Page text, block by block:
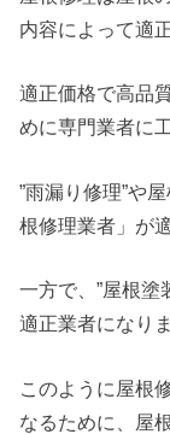
内容によって適
適正価格で高品
めに専門業者に
”雨漏り修理”や
根修理業者」が
一方で、”屋根塗
適正業者になりま
このように屋根
なるために、屋